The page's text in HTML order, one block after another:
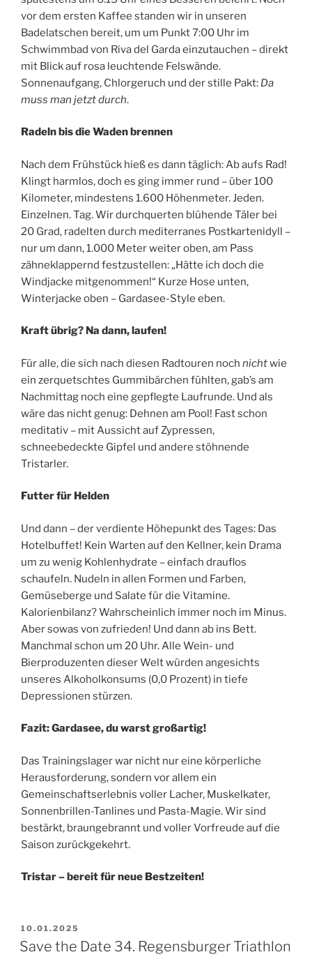
vor dem ersten Kaffee standen wir in unseren
Badelatschen bereit, um um Punkt 7:00 Uhr im
Schwimmbad von Riva del Garda einzutauchen – direkt
mit Blick auf rosa leuchtende Felswände.
Sonnenaufgang, Chlorgeruch und der stille Pakt: Da
muss man jetzt durch.
Radeln bis die Waden brennen
Nach dem Frühstück hieß es dann täglich: Ab aufs Rad!
Klingt harmlos, doch es ging immer rund – über 100
Kilometer, mindestens 1.600 Höhenmeter. Jeden.
Einzelnen. Tag. Wir durchquerten blühende Täler bei
20 Grad, radelten durch mediterranes Postkartenidyll –
nur um dann, 1.000 Meter weiter oben, am Pass
zähneklappernd festzustellen: „Hätte ich doch die
Windjacke mitgenommen!“ Kurze Hose unten,
Winterjacke oben – Gardasee-Style eben.
Kraft übrig? Na dann, laufen!
Für alle, die sich nach diesen Radtouren noch nichtwie
ein zerquetschtes Gummibärchen fühlten, gab’s am
Nachmittag noch eine gepflegte Laufrunde. Und als
wäre das nicht genug: Dehnen am Pool! Fast schon
meditativ – mit Aussicht auf Zypressen,
schneebedeckte Gipfel und andere stöhnende
Tristarler.
Futter für Helden
Und dann – der verdiente Höhepunkt des Tages: Das
Hotelbuffet! Kein Warten auf den Kellner, kein Drama
um zu wenig Kohlenhydrate – einfach drauflos
schaufeln. Nudeln in allen Formen und Farben,
Gemüseberge und Salate für die Vitamine.
Kalorienbilanz? Wahrscheinlich immer noch im Minus.
Aber sowas von zufrieden! Und dann ab ins Bett.
Manchmal schon um 20 Uhr. Alle Wein- und
Bierproduzenten dieser Welt würden angesichts
unseres Alkoholkonsums (0,0 Prozent) in tiefe
Depressionen stürzen.
Fazit: Gardasee, du warst großartig!
Das Trainingslager war nicht nur eine körperliche
Herausforderung, sondern vor allem ein
Gemeinschaftserlebnis voller Lacher, Muskelkater,
Sonnenbrillen-Tanlines und Pasta-Magie. Wir sind
bestärkt, braungebrannt und voller Vorfreude auf die
Saison zurückgekehrt.
Tristar– bereit für neue Bestzeiten!
VERÖFFENTLICHT
AM
10.01.2025
Save the Date 34. Regensburger Triathlon